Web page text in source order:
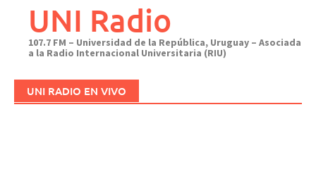
UNI Radio
107.7 FM – Universidad de la República, Uruguay – Asociada
a la Radio Internacional Universitaria (RIU)
UNI RADIO EN VIVO